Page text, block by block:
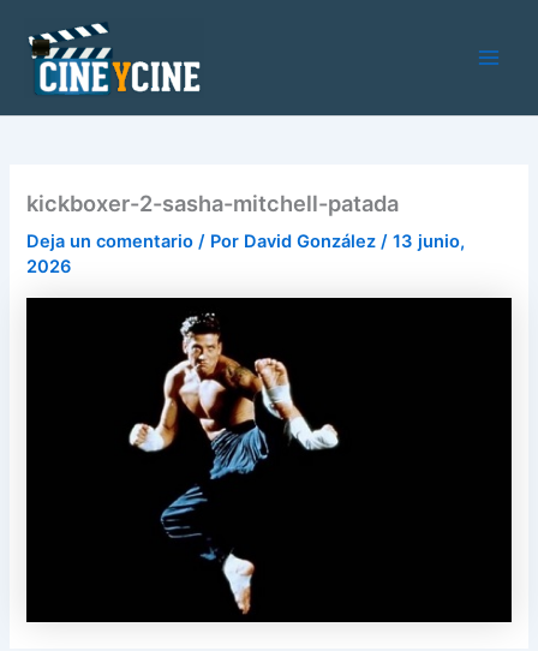
contenido
kickboxer-2-sasha-mitchell-patada
Deja un comentario / Por David González/13 junio,
2026